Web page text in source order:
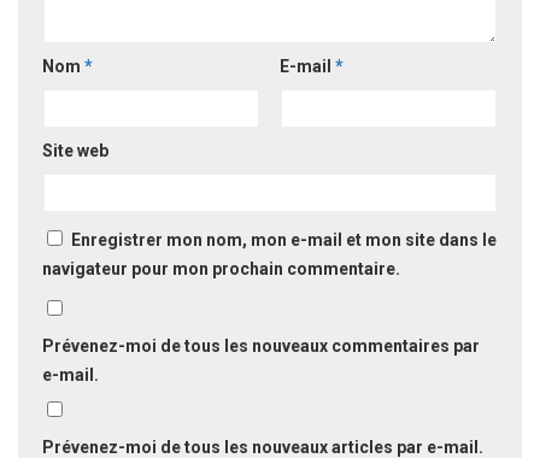
Nom * E-mail *
Site web
Enregistrer mon nom, mon e-mail et mon site dans le
navigateur pour mon prochain commentaire.
Prévenez-moi de tous les nouveaux commentaires par
e-mail.
Prévenez-moi de tous les nouveaux articles par e-mail.